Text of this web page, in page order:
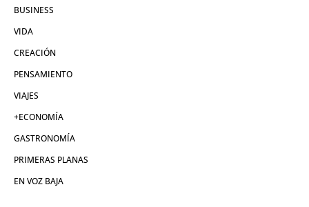
BUSINESS
VIDA
CREACIÓN
PENSAMIENTO
VIAJES
+ECONOMÍA
GASTRONOMÍA
PRIMERAS PLANAS
EN VOZ BAJA